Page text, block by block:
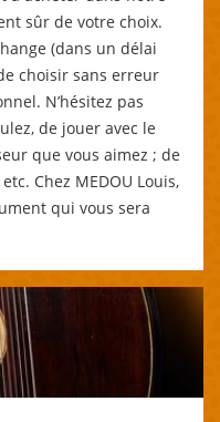
sûr de votre choix.
(dans un délai
choisir sans erreur
N’hésitez pas
de jouer avec le
que vous aimez ; de
Chez MEDOU Louis,
qui vous sera